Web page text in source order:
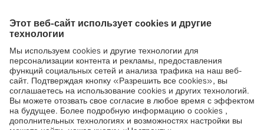
Нам нужно ваше
согласие на загрузку
сервиса Google Maps
Мы используем Google Maps, для
встраивания контента, который может
собирать данные о вашей активности.
Пожалуйста, ознакомьтесь с деталями и
примите услугу, чтобы увидеть этот